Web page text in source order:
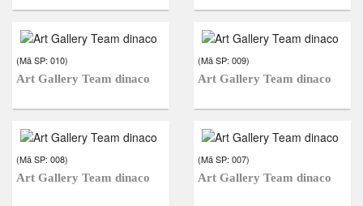
(Mã SP: 010)
Art Gallery Team dinaco
(Mã SP: 009)
Art Gallery Team dinaco
(Mã SP: 008)
Art Gallery Team dinaco
(Mã SP: 007)
Art Gallery Team dinaco